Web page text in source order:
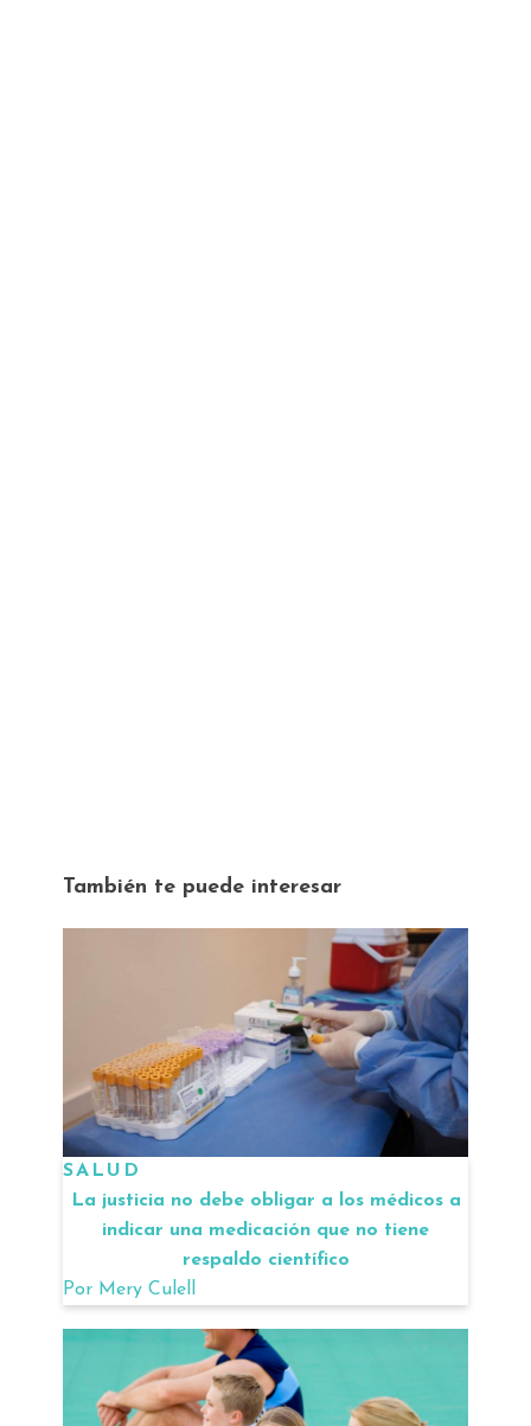
También te puede interesar
SALUD
La justicia no debe obligar a los médicos a
indicar una medicación que no tiene
respaldo científico
Por Mery Culell